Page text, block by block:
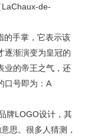
LaChaux-de-
的手掌，它表示该
逐渐演变为皇冠的
业的帝王之气，还
口号即为：A
牌LOGO设计，其
思。很多人猜测，